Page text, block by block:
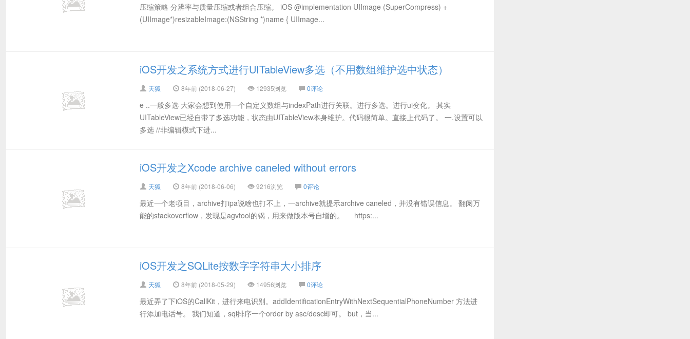
压缩策略 分辨率与质量压缩或者组合压缩。 iOS @implementation UIImage (SuperCompress) +
(UIImage*)resizableImage:(NSString *)name { UIImage...
iOS开发之系统方式进行UITableView多选（不用数组维护选中状态）
天狐 8年前 (2018-06-27) 12935浏览 0评论
e ..一般多选 大家会想到使用一个自定义数组与indexPath进行关联。进行多选。进行ui变化。 其实
UITableView已经自带了多选功能，状态由UITableView本身维护。代码很简单。直接上代码了。 一.设置可以
多选 //非编辑模式下进...
iOS开发之Xcode archive caneled without errors
天狐 8年前 (2018-06-06) 9216浏览 0评论
最近一个老项目，archive打ipa说啥也打不上，一archive就提示archive caneled，并没有错误信息。 翻阅万
能的stackoverflow，发现是agvtool的锅，用来做版本号自增的。 https:...
iOS开发之SQLite按数字字符串大小排序
天狐 8年前 (2018-05-29) 14956浏览 0评论
最近弄了下iOS的CallKit，进行来电识别。addIdentificationEntryWithNextSequentialPhoneNumber 方法进
行添加电话号。 我们知道，sql排序一个order by asc/desc即可。 but，当...